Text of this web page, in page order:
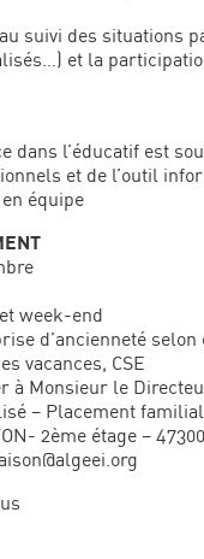
suivi des situations
et la
dans l’éducatif est
et de l’outil
équipe
week-end
d’ancienneté
vacances, CSE
à Monsieur le
– Placement
2ème étage –